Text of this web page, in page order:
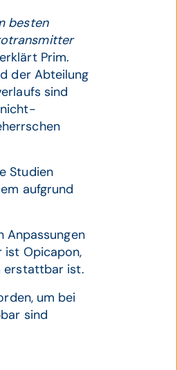
besten
Prim.
der Abteilung
sind
nicht-
Studien
aufgrund
Anpassungen
ist Opicapon,
erstattbar ist.
um bei
sind